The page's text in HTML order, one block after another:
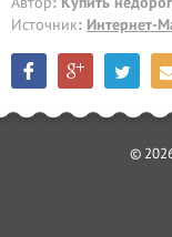
Источник: Интернет-
©